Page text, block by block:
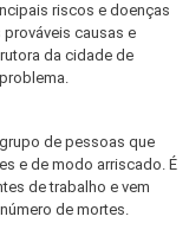
riscos e doenças
causas e
da cidade de
de pessoas que
e de modo arriscado. É
de trabalho e vem
de mortes.